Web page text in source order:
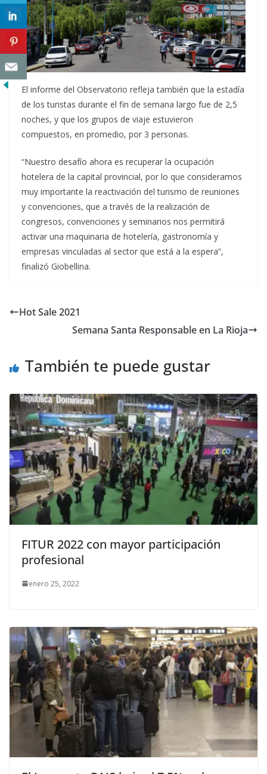
El informe del Observatorio refleja también que la estadía
de los turistas durante el fin de semana largo fue de 2,5
noches, y que los grupos de viaje estuvieron
compuestos, en promedio, por 3 personas.
“Nuestro desafío ahora es recuperar la ocupación
hotelera de la capital provincial, por lo que consideramos
muy importante la reactivación del turismo de reuniones
y convenciones, que a través de la realización de
congresos, convenciones y seminarios nos permitirá
activar una maquinaria de hotelería, gastronomía y
empresas vinculadas al sector que está a la espera”,
finalizó Giobellina.
Hot Sale 2021
Semana Santa Responsable en La Rioja
También te puede gustar
FITUR 2022 con mayor participación
profesional
enero 25, 2022